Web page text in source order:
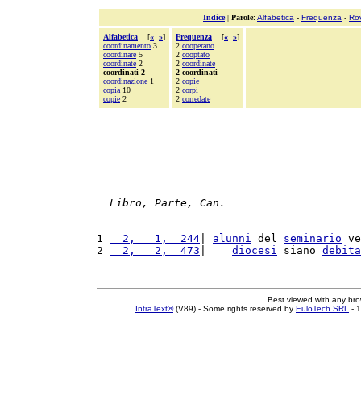
Indice| Parole: Alfabetica - Frequenza -
Alfabetica [« »]
coordinamento 3
coordinare 5
coordinate 2
coordinati 2
coordinazione 1
copia 10
copie 2
Frequenza [« »]
2 cooperano
2 cooptato
2 coordinate
2 coordinati
2 copie
2 corpi
2 corredate
Libro, Parte, Can.
1
  2,   1,  244
alunni del seminario
2
  2,   2,  473
diocesi siano
Best viewed with any
IntraText®(V89) - Some rights reserved by EuloTech SRL -